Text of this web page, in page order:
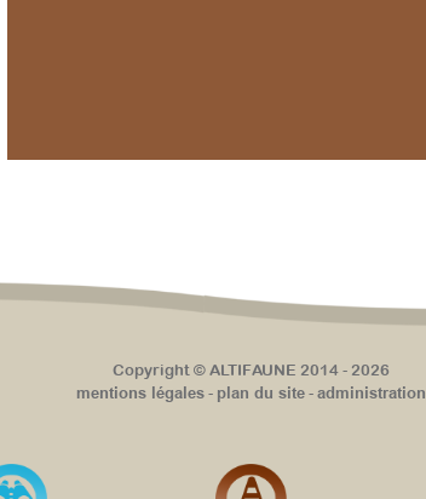
Copyright © ALTIFAUNE 2014 - 2026
mentions légales - plan du site -administration